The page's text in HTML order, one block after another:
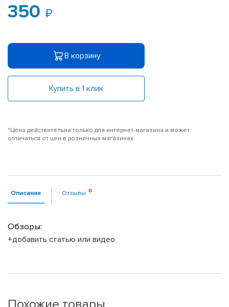
350
В корзину
Купить в 1 клик
*Цена действительна только для интернет-магазина и может
отличаться от цен в розничных магазинах
Описание Отзывы
Обзоры:
+добавить статью или видео